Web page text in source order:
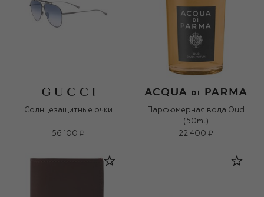
Солнцезащитные очки
56 100 ₽
Парфюмерная вода Oud
(50ml)
22 400 ₽